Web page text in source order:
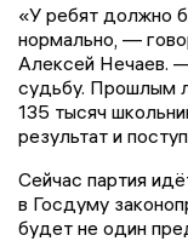
«У ребят должно
нормально, —
Алексей Нечаев.
судьбу. Прошлым
135 тысяч
результат и
Сейчас партия
в Госдуму
будет не один